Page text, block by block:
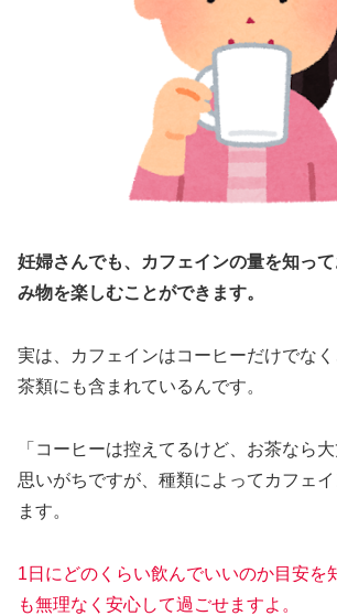
妊婦さんでも、カフェインの量を知っ
み物を楽しむことができます。
実は、カフェインはコーヒーだけでな
茶類にも含まれているんです。
「コーヒーは控えてるけど、お茶なら
思いがちですが、種類によってカフェ
ます。
1日にどのくらい飲んでいいのか目安を
も無理なく安心して過ごせますよ。